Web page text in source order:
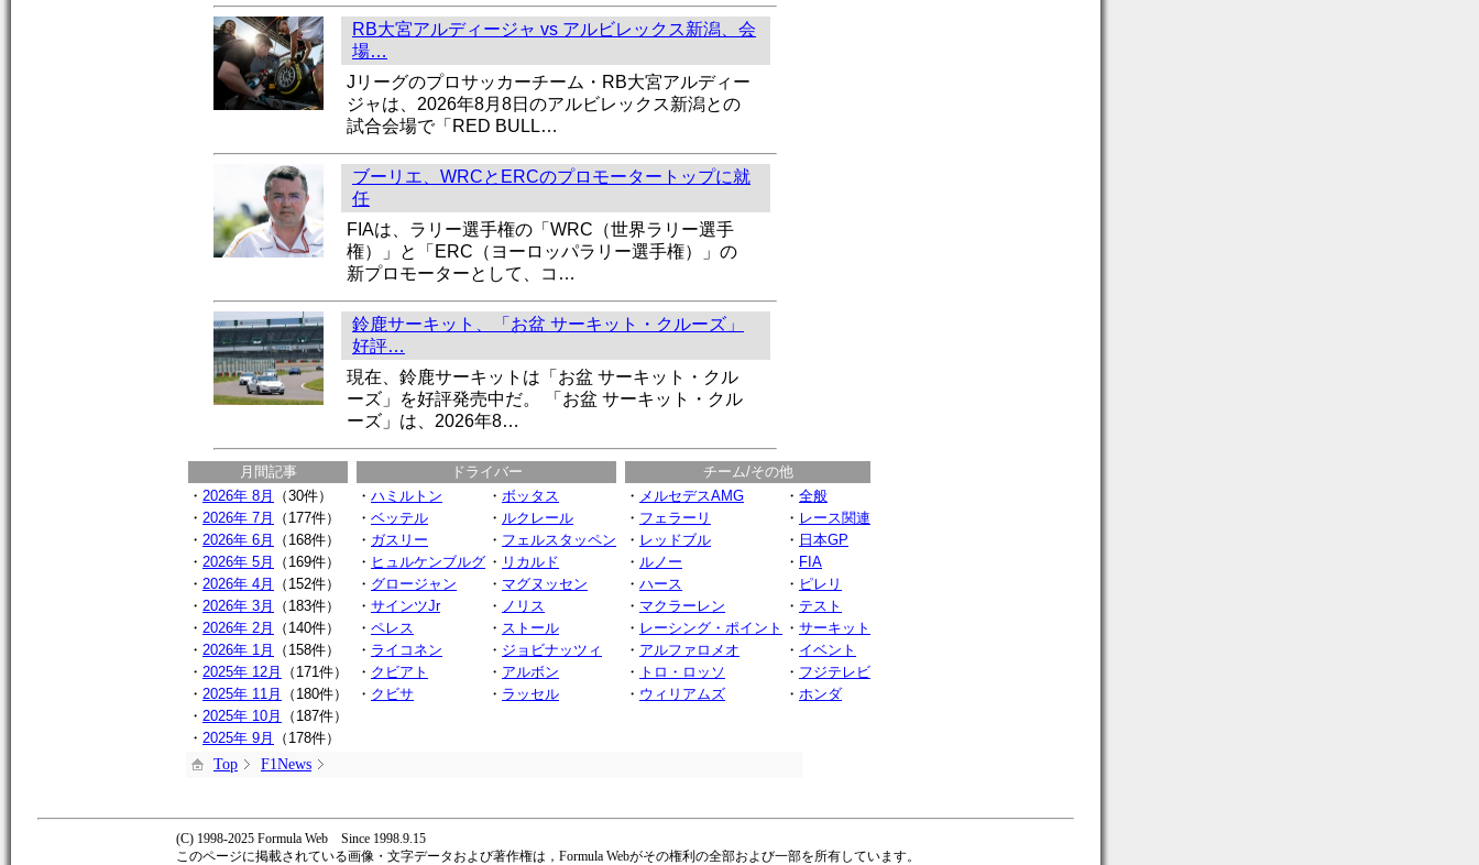
RB大宮アルディージャ vs アルビレックス新潟、会
場…
Jリーグのプロサッカーチーム・RB大宮アルディー
ジャは、2026年8月8日のアルビレックス新潟との
試合会場で「RED BULL…
ブーリエ、WRCとERCのプロモータートップに就
任
FIAは、ラリー選手権の「WRC（世界ラリー選手
権）」と「ERC（ヨーロッパラリー選手権）」の
新プロモーターとして、コ…
鈴鹿サーキット、「お盆 サーキット・クルーズ」
好評…
現在、鈴鹿サーキットは「お盆 サーキット・クル
ーズ」を好評発売中だ。 「お盆 サーキット・クル
ーズ」は、2026年8…
月間記事 ドライバー
チーム/その他
・ 2026年 8月
（30件）
・ 2026年 7月
（177件）
・ 2026年 6月
（168件）
・ 2026年 5月
（169件）
・ 2026年 4月
（152件）
・ 2026年 3月
（183件）
・ 2026年 2月
（140件）
・ 2026年 1月
（158件）
・ 2025年 12月
（171件）
・ 2025年 11月
（180件）
・ 2025年 10月
（187件）
・ 2025年 9月 （178件）
・ ハミルトン
・ ベッテル
・ ガスリー
・ ヒュルケンブルグ
・ グロージャン
・ サインツJr
・ ペレス
・ ライコネン
・ クビアト
・ クビサ
・ ボッタス
・ ルクレール
・ フェルスタッペン
・ リカルド
・ マグヌッセン
・ ノリス
・ ストール
・ ジョビナッツィ
・ アルボン
・ ラッセル
・ メルセデスAMG
・ フェラーリ
・ レッドブル
・ ルノー
・ ハース
・ マクラーレン
・ レーシング・ポイント
・ アルファロメオ
・ トロ・ロッソ
・ ウィリアムズ
・ 全般
・ レース関連
・ 日本GP
・ FIA
・ ピレリ
・ テスト
・ サーキット
・ イベント
・ フジテレビ
・ ホンダ
Top F1News
(C) 1998-2025 Formula Web Since 1998.9.15
このページに掲載されている画像・文字データおよび著作権は，Formula Webがその権利の全部および一部を所有しています。